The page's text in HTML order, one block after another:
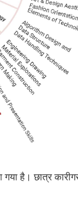
गया है। छात्र